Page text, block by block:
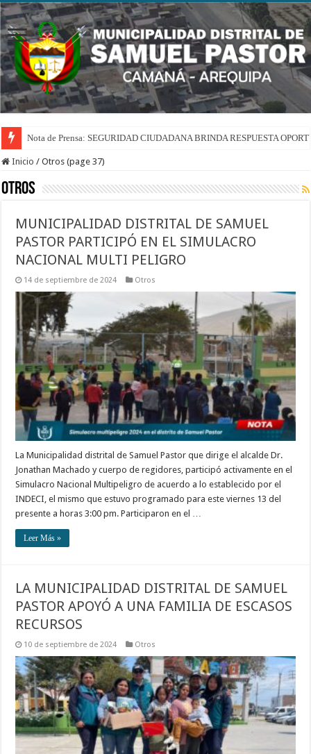
Nota de Prensa: SEGURIDAD CIUDADANA BRINDA RESPUESTA
Nota de Prensa: ABASTECEMOS DE AGUA POTABLE A FAMILIAS DEL
Inicio / Otros (page 37)
Otros
MUNICIPALIDAD DISTRITAL DE SAMUEL
PASTOR PARTICIPÓ EN EL SIMULACRO
NACIONAL MULTI PELIGRO
14 de septiembre de 2024 Otros
La Municipalidad distrital de Samuel Pastor que dirige el alcalde Dr.
Jonathan Machado y cuerpo de regidores, participó activamente en el
Simulacro Nacional Multipeligro de acuerdo a lo establecido por el
INDECI, el mismo que estuvo programado para este viernes 13 del
presente a horas 3:00 pm. Participaron en el …
Leer Más »
LA MUNICIPALIDAD DISTRITAL DE SAMUEL
PASTOR APOYÓ A UNA FAMILIA DE ESCASOS
RECURSOS
10 de septiembre de 2024 Otros